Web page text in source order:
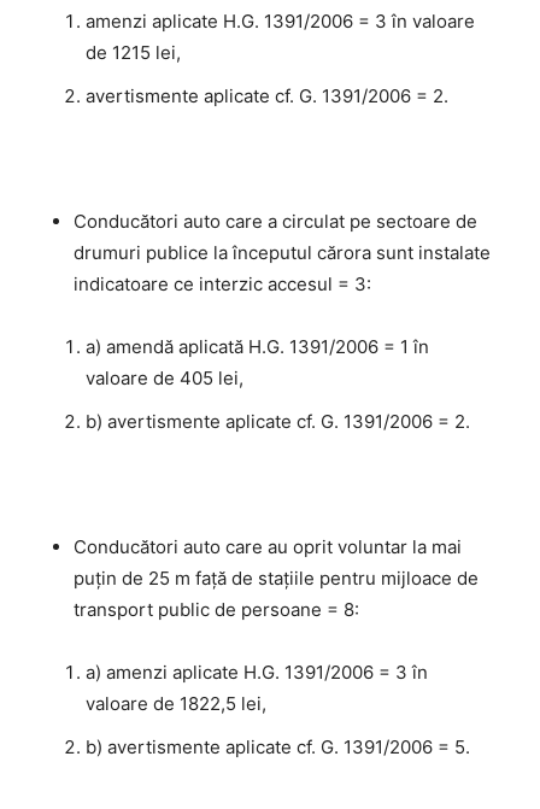
amenzi aplicate H.G. 1391/2006 = 3 în valoare
de 1215 lei,
avertismente aplicate cf. G. 1391/2006 = 2.
Conducători auto care a circulat pe sectoare de
drumuri publice la începutul cărora sunt instalate
indicatoare ce interzic accesul = 3:
a) amendă aplicată H.G. 1391/2006 = 1 în
valoare de 405 lei,
b) avertismente aplicate cf. G. 1391/2006 = 2.
Conducători auto care au oprit voluntar la mai
puţin de 25 m faţă de staţiile pentru mijloace de
transport public de persoane = 8:
a) amenzi aplicate H.G. 1391/2006 = 3 în
valoare de 1822,5 lei,
b) avertismente aplicate cf. G. 1391/2006 = 5.